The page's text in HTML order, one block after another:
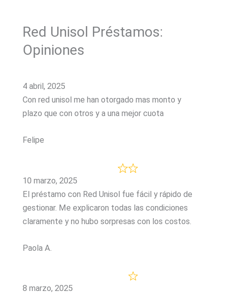
Red Unisol Préstamos:
Opiniones
4 abril, 2025
Con red unisol me han otorgado mas monto y
plazo que con otros y a una mejor cuota
Felipe
10 marzo, 2025
El préstamo con Red Unisol fue fácil y rápido de
gestionar. Me explicaron todas las condiciones
claramente y no hubo sorpresas con los costos.
Paola A.
8 marzo, 2025